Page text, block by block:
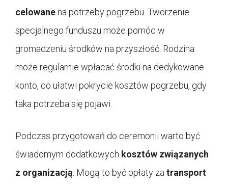
celowanena potrzeby pogrzebu. Tworzenie
specjalnego funduszu może pomóc w
gromadzeniu środków na przyszłość. Rodzina
może regularnie wpłacać środki na dedykowane
konto, co ułatwi pokrycie kosztów pogrzebu, gdy
taka potrzeba się pojawi.
Podczas przygotowań do ceremonii warto być
świadomym dodatkowych kosztów związanych
z organizacją. Mogą to być opłaty zatransport